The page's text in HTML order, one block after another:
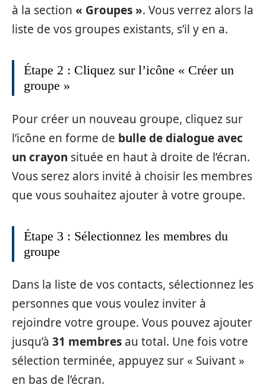
à la section « Groupes ». Vous verrez alors la
liste de vos groupes existants, s’il y en a.
Étape 2 : Cliquez sur l’icône « Créer un
groupe »
Pour créer un nouveau groupe, cliquez sur
l’icône en forme de bulle de dialogue avec
un crayon située en haut à droite de l’écran.
Vous serez alors invité à choisir les membres
que vous souhaitez ajouter à votre groupe.
Étape 3 : Sélectionnez les membres du
groupe
Dans la liste de vos contacts, sélectionnez les
personnes que vous voulez inviter à
rejoindre votre groupe. Vous pouvez ajouter
jusqu’à 31 membres au total. Une fois votre
sélection terminée, appuyez sur « Suivant »
en bas de l’écran.